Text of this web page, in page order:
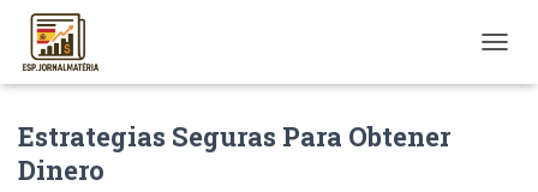
O
Estrategias Seguras Para Obtener
Dinero